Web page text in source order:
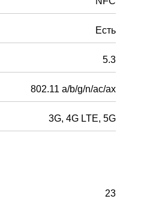
Есть
5.3
802.11 a/b/g/n/ac/ax
3G, 4G LTE, 5G
23